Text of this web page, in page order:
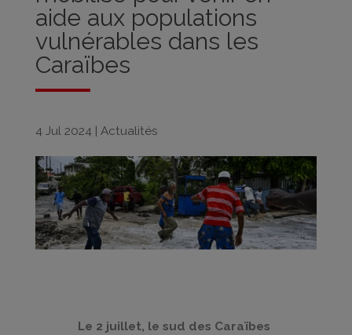
aide aux populations
vulnérables dans les
Caraïbes
4 Jul 2024 | Actualités
Le 2 juillet, le sud des Caraïbes